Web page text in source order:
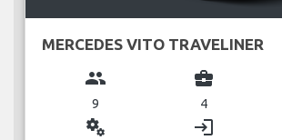
MERCEDES VITO TRAVELINER
group
9
business_center
4
miscellaneous_services login